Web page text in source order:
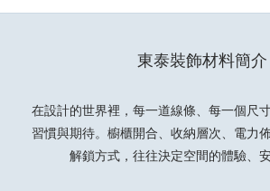
東泰裝飾材料簡介
在設計的世界裡，每一道線條、每一個尺
習慣與期待。櫥櫃開合、收納層次、電力
解鎖方式，往往決定空間的體驗、安